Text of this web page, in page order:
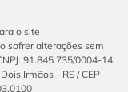
o site
sofrer alterações sem
91.845.735/0004-14.
Irmãos - RS / CEP